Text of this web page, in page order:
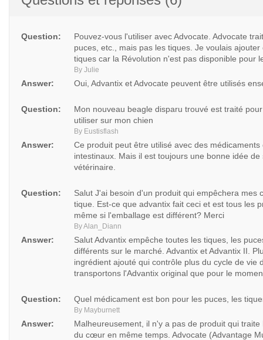
Question:
Pouvez-vous l'utiliser avec Advocate. Advocate
puces, etc., mais pas les tiques. Je voulais
tiques car la Révolution n'est pas disponible pour
By Julie
Answer: Oui, Advantix et Advocate peuvent être utilisés
Question:
Mon nouveau beagle disparu trouvé est traité
utiliser sur mon chien
By Eustisflash
Answer:
Ce produit peut être utilisé avec des
intestinaux. Mais il est toujours une bonne idée
vétérinaire.
Question:
Salut J'ai besoin d'un produit qui empêchera mes
tique. Est-ce que advantix fait ceci et est tous les
même si l'emballage est différent? Merci
By Alan_Diann
Answer:
Salut Advantix empêche toutes les tiques, les
différents sur le marché. Advantix et Advantix II.
ingrédient ajouté qui contrôle plus du cycle de vie
transportons l'Advantix original que pour le
Question: Quel médicament est bon pour les puces, les
By Mayburnett
Answer:
Malheureusement, il n'y a pas de produit qui
du cœur en même temps. Advocate (Advantage